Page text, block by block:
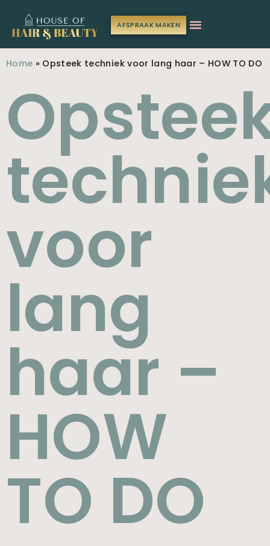
AFSPRAAK MAKEN
Home » Opsteek techniek voor lang haar – HOW TO DO
voor
lang
haar –
HOW
TO DO